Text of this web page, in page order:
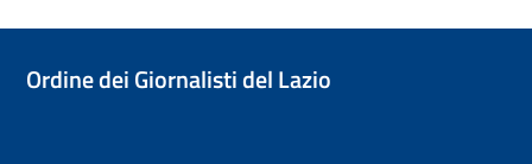
Ordine dei Giornalisti del Lazio